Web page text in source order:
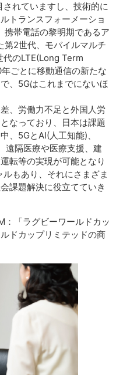
れていますし、技術的に
トランスフォーメーショ
携帯電話の黎明期であるア
第2世代、モバイルマルチ
のLTE(Long Term
ごとに移動通信の新たな
、5Gはこれまでにないほ
、労働力不足と外国人労
なっており、日本は課題
、5GとAI(人工知能)、
隔医療や医療支援、建
転等の実現が可能となり
もあり、それにさまざま
課題解決に役立てていき
：「ラグビーワールドカッ
ドカップリミテッドの商